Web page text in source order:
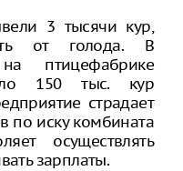
3 тысячи кур,
от голода. В
птицефабрике
150 тыс. кур
страдает
по иску комбината
осуществлять
зарплаты.